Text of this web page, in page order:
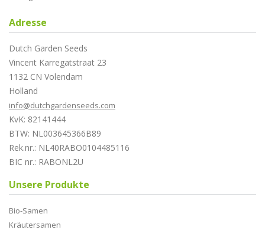
Adresse
Dutch Garden Seeds
Vincent Karregatstraat 23
1132 CN Volendam
Holland
info@dutchgardenseeds.com
KvK: 82141444
BTW: NL003645366B89
Rek.nr.: NL40RABO0104485116
BIC nr.: RABONL2U
Unsere Produkte
Bio-Samen
Kräutersamen